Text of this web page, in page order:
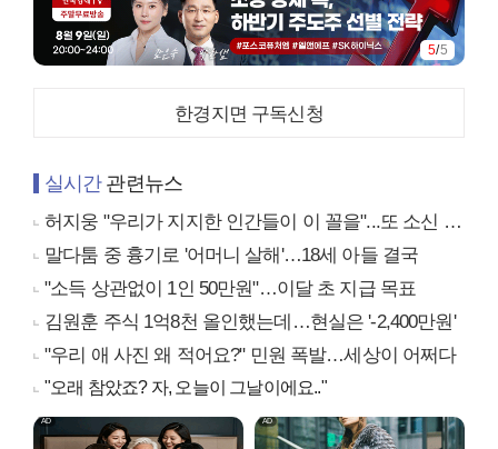
5/5
한경지면 구독신청
실시간관련뉴스
허지웅 "우리가 지지한 인간들이 이 꼴을"...또 소신 발언
말다툼 중 흉기로 '어머니 살해'…18세 아들 결국
"소득 상관없이 1인 50만원"…이달 초 지급 목표
김원훈 주식 1억8천 올인했는데…현실은 '-2,400만원'
"우리 애 사진 왜 적어요?" 민원 폭발…세상이 어쩌다
"오래 참았죠? 자, 오늘이 그날이에요.."